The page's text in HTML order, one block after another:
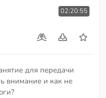
02:20:55
для передачи
внимание и как не